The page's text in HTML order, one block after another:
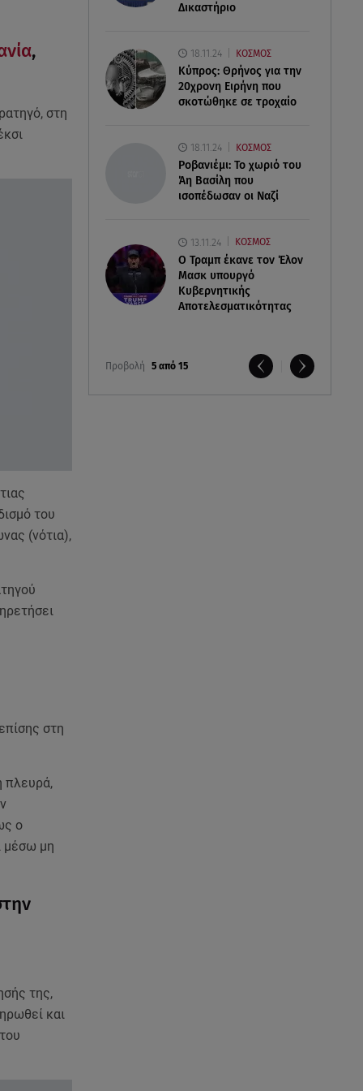
Δικαστήριο
18.11.24 ΚΟΣΜΟΣ
Κύπρος: Θρήνος για την
20χρονη Ειρήνη που
σκοτώθηκε σε τροχαίο
18.11.24 ΚΟΣΜΟΣ
Ροβανιέμι: Το χωριό του
Άη Βασίλη που
ισοπέδωσαν οι Ναζί
13.11.24 ΚΟΣΜΟΣ
O Τραμπ έκανε τον Έλον
Μασκ υπουργό
Κυβερνητικής
Αποτελεσματικότητας
Προβολή 5 από 15
,
στη
του
(νότια),
στη
πλευρά,
ο
μέσω μη
της,
και